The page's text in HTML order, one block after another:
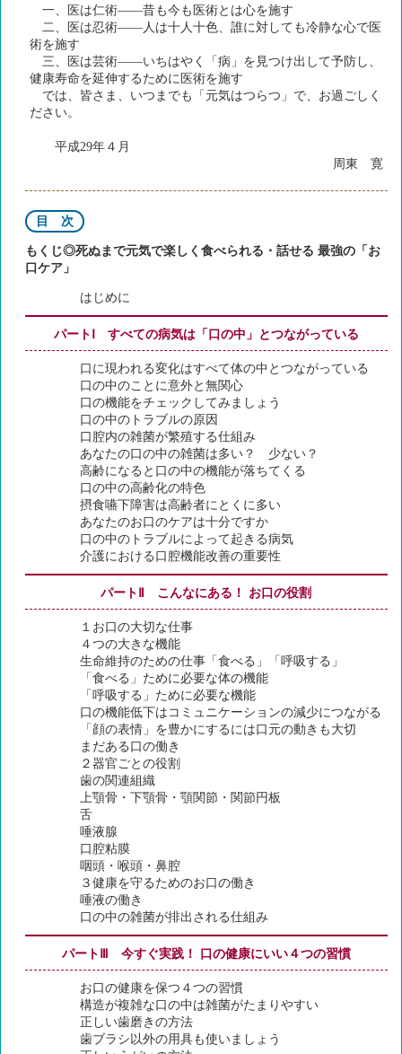
一、医は仁術――昔も今も医術とは心を施す
二、医は忍術――人は十人十色、誰に対しても冷静な心で医
術を施す
三、医は芸術――いちはやく「病」を見つけ出して予防し、
健康寿命を延伸するために医術を施す
では、皆さま、いつまでも「元気はつらつ」で、お過ごしく
ださい。
平成29年４月
周東 寛
目 次
もくじ◎死ぬまで元気で楽しく食べられる・話せる 最強の「お
口ケア」
はじめに
パートⅠ すべての病気は「口の中」とつながっている
口に現われる変化はすべて体の中とつながっている
口の中のことに意外と無関心
口の機能をチェックしてみましょう
口の中のトラブルの原因
口腔内の雑菌が繁殖する仕組み
あなたの口の中の雑菌は多い？ 少ない？
高齢になると口の中の機能が落ちてくる
口の中の高齢化の特色
摂食嚥下障害は高齢者にとくに多い
あなたのお口のケアは十分ですか
口の中のトラブルによって起きる病気
介護における口腔機能改善の重要性
パートⅡ こんなにある！ お口の役割
１お口の大切な仕事
４つの大きな機能
生命維持のための仕事「食べる」「呼吸する」
「食べる」ために必要な体の機能
「呼吸する」ために必要な機能
口の機能低下はコミュニケーションの減少につながる
「顔の表情」を豊かにするには口元の動きも大切
まだある口の働き
２器官ごとの役割
歯の関連組織
上顎骨・下顎骨・顎関節・関節円板
舌
唾液腺
口腔粘膜
咽頭・喉頭・鼻腔
３健康を守るためのお口の働き
唾液の働き
口の中の雑菌が排出される仕組み
パートⅢ 今すぐ実践！ 口の健康にいい４つの習慣
お口の健康を保つ４つの習慣
構造が複雑な口の中は雑菌がたまりやすい
正しい歯磨きの方法
歯ブラシ以外の用具も使いましょう